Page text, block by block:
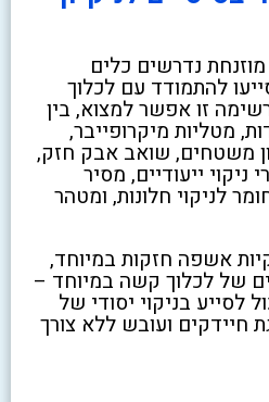
מוזנחת נדרשים כלים
להתמודד עם לכלוך
זו אפשר למצוא, בין
מטליות מיקרופייבר,
משטחים, שואב אבק חזק,
ייעודיים, מסיר
לניקוי חלונות, ומטהר
אשפה חזקות במיוחד,
של לכלוך קשה במיוחד –
לסייע בניקוי יסודי של
חיידקים ועובש ללא צורך